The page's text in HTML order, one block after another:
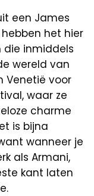
een James
het hier
die inmiddels
wereld van
Venetië voor
waar ze
charme
is bijna
wanneer je
als Armani,
kant laten